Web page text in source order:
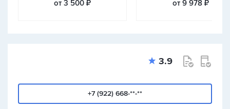
от 3 500 ₽ от 9 978 ₽
3.9
+7 (922) 668-**-**